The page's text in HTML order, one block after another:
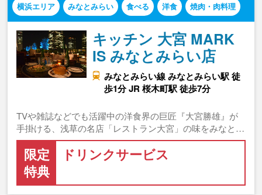
横浜エリア みなとみらい 食べる 洋食 焼肉・肉料理
キッチン 大宮 MARK
IS みなとみらい店
みなとみらい線 みなとみらい駅 徒
歩1分 JR 桜木町駅 徒歩7分
TVや雑誌などでも活躍中の洋食界の巨匠『大宮勝雄』が
手掛ける、浅草の名店「レストラン大宮」の味をみなと…
限定
特典
ドリンクサービス